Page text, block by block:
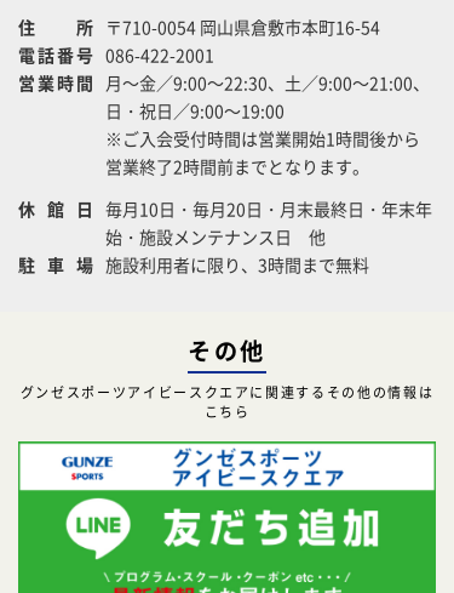
住所 〒710-0054 岡山県倉敷市本町16-54
電話番号 086-422-2001
営業時間 月～金／9:00～22:30、土／9:00～21:00、
日・祝日／9:00～19:00
※ご入会受付時間は営業開始1時間後から
営業終了2時間前までとなります。
休館日 毎月10日・毎月20日・月末最終日・年末年
始・施設メンテナンス日 他
駐車場 施設利用者に限り、3時間まで無料
その他
グンゼスポーツアイビースクエアに関連するその他の情報は
こちら